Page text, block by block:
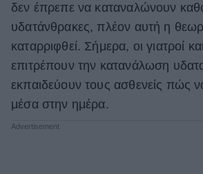
δεν έπρεπε να καταναλώνουν
υδατάνθρακες, πλέον αυτή η
καταρριφθεί. Σήμερα, οι γιατροί
επιτρέπουν την κατανάλωση
εκπαιδεύουν τους ασθενείς πώς
μέσα στην ημέρα.